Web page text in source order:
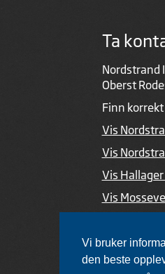
Vi bruker
den beste
Ta
Nordstrand
Oberst
Finn
Vis
Vis
Vis
Vis